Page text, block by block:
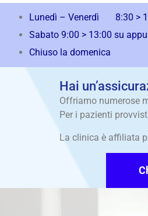
Lunedì – Venerdì 8:30 >
Sabato 9:00 > 13:00 su
Chiuso la domenica
Hai
Offriamo numerose
Per i pazienti
La clinica è affiliata